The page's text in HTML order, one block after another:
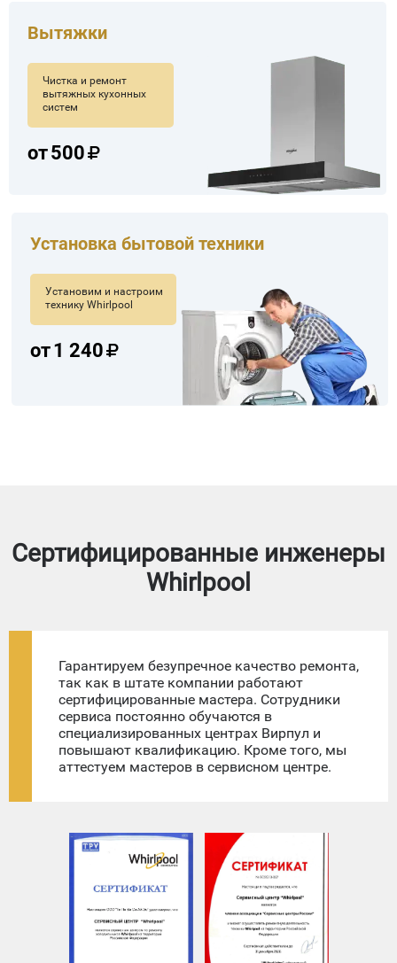
Вытяжки
Чистка и ремонт
вытяжных кухонных
систем
от500
Установка бытовой техники
Установим и настроим
технику Whirlpool
от1 240
Сертифицированные инженеры
Whirlpool
Гарантируем безупречное качество ремонта,
так как в штате компании работают
сертифицированные мастера. Сотрудники
сервиса постоянно обучаются в
специализированных центрах Вирпул и
повышают квалификацию. Кроме того, мы
аттестуем мастеров в сервисном центре.